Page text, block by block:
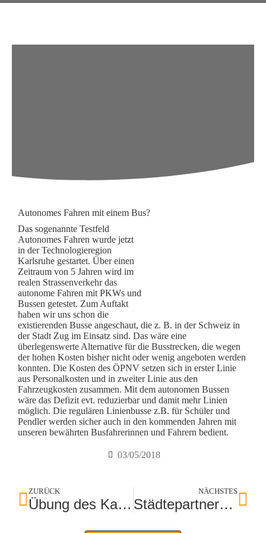
Autonomes Fahren mit einem Bus?
Das sogenannte Testfeld
Autonomes Fahren wurde jetzt
in der Technologieregion
Karlsruhe gestartet. Über einen
Zeitraum von 5 Jahren wird im
realen Strassenverkehr das
autonome Fahren mit PKWs und
Bussen getestet. Zum Auftakt
haben wir uns schon die
existierenden Busse angeschaut, die z. B. in der Schweiz in
der Stadt Zug im Einsatz sind. Das wäre eine
überlegenswerte Alternative für die Busstrecken, die wegen
der hohen Kosten bisher nicht oder wenig angeboten werden
konnten. Die Kosten des ÖPNV setzen sich in erster Linie
aus Personalkosten und in zweiter Linie aus den
Fahrzeugkosten zusammen. Mit dem autonomen Bussen
wäre das Defizit evt. reduzierbar und damit mehr Linien
möglich. Die regulären Linienbusse z.B. für Schüler und
Pendler werden sicher auch in den kommenden Jahren mit
unseren bewährten Busfahrerinnen und Fahrern bedient.
03/05/2018
ZURÜCK
Übung des Katastrophenschutz-Teams zum Hochwasser
NÄCHSTES
Städtepartnerschaft mit Karlsbad feiert 20 Jahre Bestehen